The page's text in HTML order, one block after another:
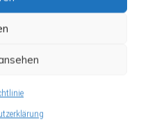
sind essenziell für